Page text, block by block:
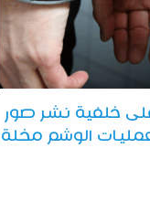
خلفية نشر صور
الوشم مخلة